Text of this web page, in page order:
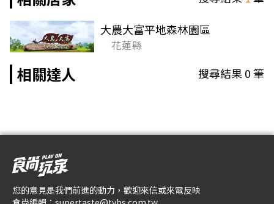
大農大富平地森林園區
花蓮縣
相關達人 搜尋結果0筆
您的意見是我們前進的動力，歡迎來信或來電反映